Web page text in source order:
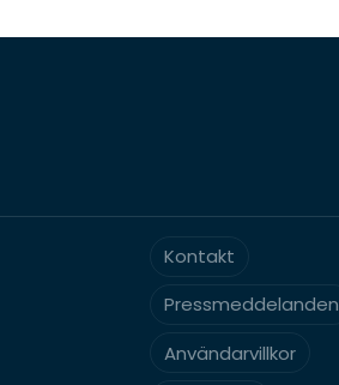
Kontakt
Pressmeddelanden
Användarvillkor